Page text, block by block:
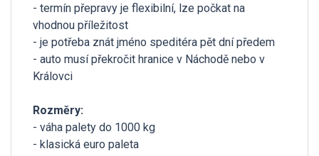
- termín přepravy je flexibilní, lze počkat na
vhodnou příležitost
- je potřeba znát jméno speditéra pět dní předem
- auto musí překročit hranice v Náchodě nebo v
Královci
Rozměry:
- váha palety do 1000 kg
- klasická euro paleta